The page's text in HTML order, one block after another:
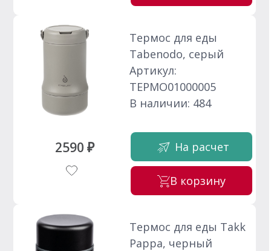
2590 ₽
Термос для еды
Tabenodo, серый
Артикул:
ТЕРМО01000005
В наличии: 484
На расчет
В корзину
Термос для еды Takk
Pappa, черный